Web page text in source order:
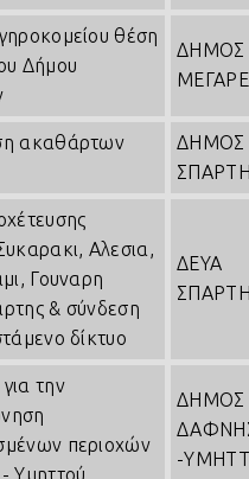
θέση
Δήμου
ΔΗΜΟΣ
ακαθάρτων
ΔΗΜΟΣ
Αλεσια,
Γουναρη
& σύνδεση
δίκτυο
ΔΕΥΑ
την
περιοχών
Υμηττού
ΔΗΜΟΣ
-